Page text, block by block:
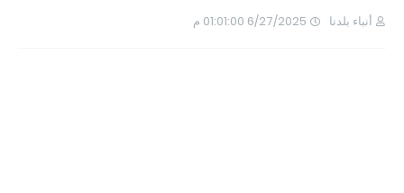
أنباء بلدنا 6/27/2025 01:01:00 م